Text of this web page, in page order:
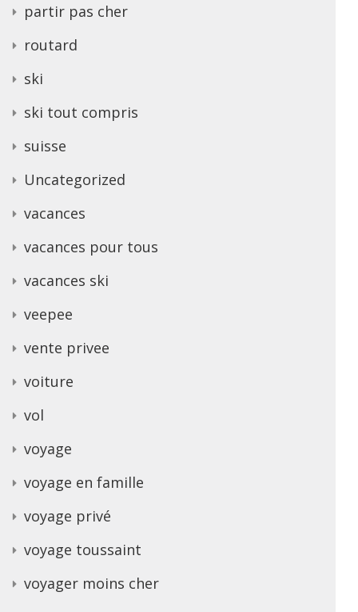
partir pas cher
routard
ski
ski tout compris
suisse
Uncategorized
vacances
vacances pour tous
vacances ski
veepee
vente privee
voiture
vol
voyage
voyage en famille
voyage privé
voyage toussaint
voyager moins cher